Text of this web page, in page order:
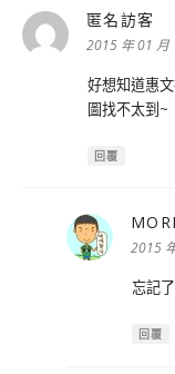
匿名訪客
示:
2015 年 01 月
好想知道惠
圖找不太到~
回覆
2015
忘記了
回覆